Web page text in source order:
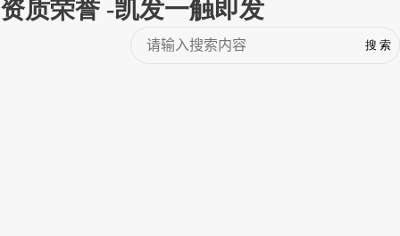
资质荣誉 -凯发一触即发